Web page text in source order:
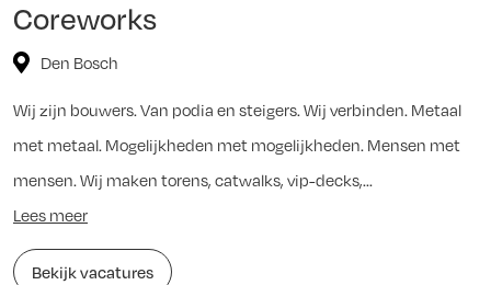
Coreworks
Den Bosch
Wij zijn bouwers. Van podia en steigers. Wij verbinden. Metaal
met metaal. Mogelijkheden met mogelijkheden. Mensen met
mensen. Wij maken torens, catwalks, vip-decks,...
Lees meer
Bekijk vacatures